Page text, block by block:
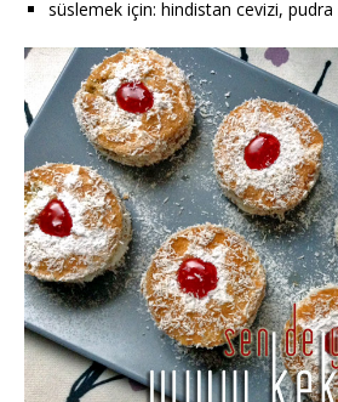
süslemek için: hindistan cevizi,